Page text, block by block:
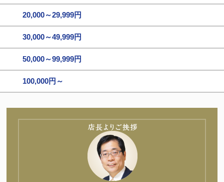
20,000～29,999円
30,000～49,999円
50,000～99,999円
100,000円～